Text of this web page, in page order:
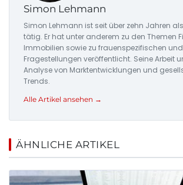
Simon Lehmann
Simon Lehmann ist seit über zehn Jahren
tätig. Er hat unter anderem zu den Themen
Immobilien sowie zu frauenspezifischen
Fragestellungen veröffentlicht. Seine Arbeit
Analyse von Marktentwicklungen und
Trends.
Alle Artikel ansehen →
ÄHNLICHE ARTIKEL